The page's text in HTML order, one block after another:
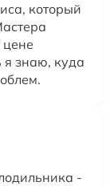
который
цене
я знаю, куда
-